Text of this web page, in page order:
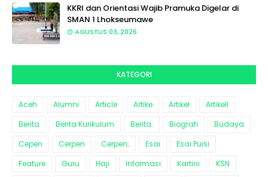
KKRI dan Orientasi Wajib Pramuka Digelar di
SMAN 1 Lhokseumawe
AGUSTUS 03, 2026
KATEGORI
Aceh Alumni Article Artike Artikel
Artikell
Berita
Berita Kurikulum Berita. Biografi
Budaya
Cepen
Cerpen Cerpen; Esai
Esai.Puisi
Feature
Guru Haji Informasi Kartini
KSN